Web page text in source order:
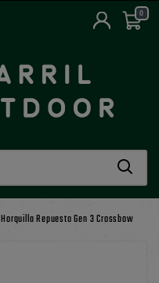
0
Horquilla Repuesto Gen 3 Crossbow